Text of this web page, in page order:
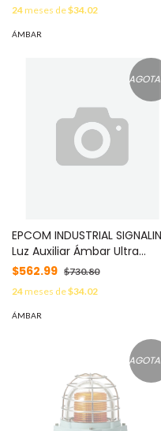
Con Montaje Magnético
MOD: LTG1475R
24meses de$34.02
ÁMBAR
EPCOM INDUSTRIAL
Luz Auxiliar Ámbar Ultra
Brillante Para Automóviles,
Con Montaje Magnético
MOD: ZMD08SK
$562.99 $730.80
24meses de$34.02
ÁMBAR